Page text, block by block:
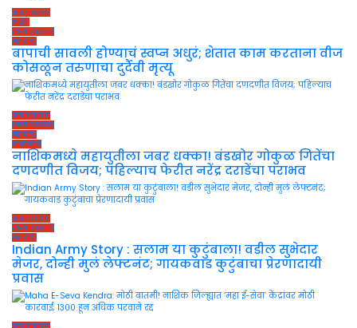
उत्तर महाराष्ट्र
क्राईम
ताज्या बातम्या
महाराष्ट्र
बापाची सावली होण्याचं स्वप्न अधुरं; शेतात काम करताना वीज
कोसळून तरुणाचा दुर्दैवी मृत्यू
उत्तर महाराष्ट्र
ताज्या बातम्या
महाराष्ट्र
राजकारण
नाशिकमध्ये महायुतीला जबर धक्का! बंडखोर गोकुळ गितेंचा
दणदणीत विजय; पहिल्याच फेरीत नरेंद्र दराडेंचा पराभव
उत्तर महाराष्ट्र
ताज्या बातम्या
महाराष्ट्र
Indian Army Story : सलाम या कुटुंबाला! वडील सुभेदार
मेजर, दोन्ही मुलं लेफ्टनंट; गायकवाड कुटुंबाचा प्रेरणादायी
प्रवास
उत्तर महाराष्ट्र